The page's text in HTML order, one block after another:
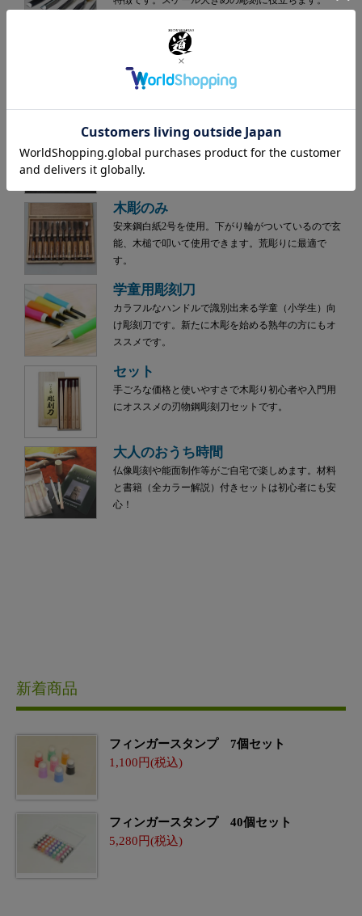
ウッディチゼル
ハンドクラフトギター、ヴァイオリンなど楽器制作
や木工作業に便利なのみです。硬い木にも強く、刃
小細工のみ
安来鋼白紙2号を使用した完全手付刃物。刃部の先出
が長く入り組んだところを削るのに便利です。
木彫のみ
安来鋼白紙2号を使用。下がり輪がついているので玄
能、木槌で叩いて使用できます。荒彫りに最適で
す。
学童用彫刻刀
カラフルなハンドルで識別出来る学童（小学生）向
け彫刻刀です。新たに木彫を始める熟年の方にもオ
ススメです。
セット
手ごろな価格と使いやすさで木彫り初心者や入門用
にオススメの刃物鋼彫刻刀セットです。
大人のおうち時間
仏像彫刻や能面制作等がご自宅で楽しめます。材料
と書籍（全カラー解説）付きセットは初心者にも安
心！
新着商品
フィンガースタンプ 7個セット
1,100
フィンガースタンプ 40個セット
5,280